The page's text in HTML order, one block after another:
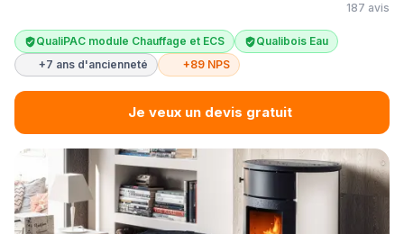
187 avis
QualiPAC module Chauffage et ECS
Qualibois Eau
+7 ans d'ancienneté
+89 NPS
Je veux un devis gratuit